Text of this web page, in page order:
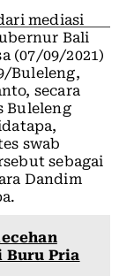
mediasi
Bali
(07/09/2021)
Buleleng,
secara
Buleleng
swab
sebagai
Dandim
Buru Pria